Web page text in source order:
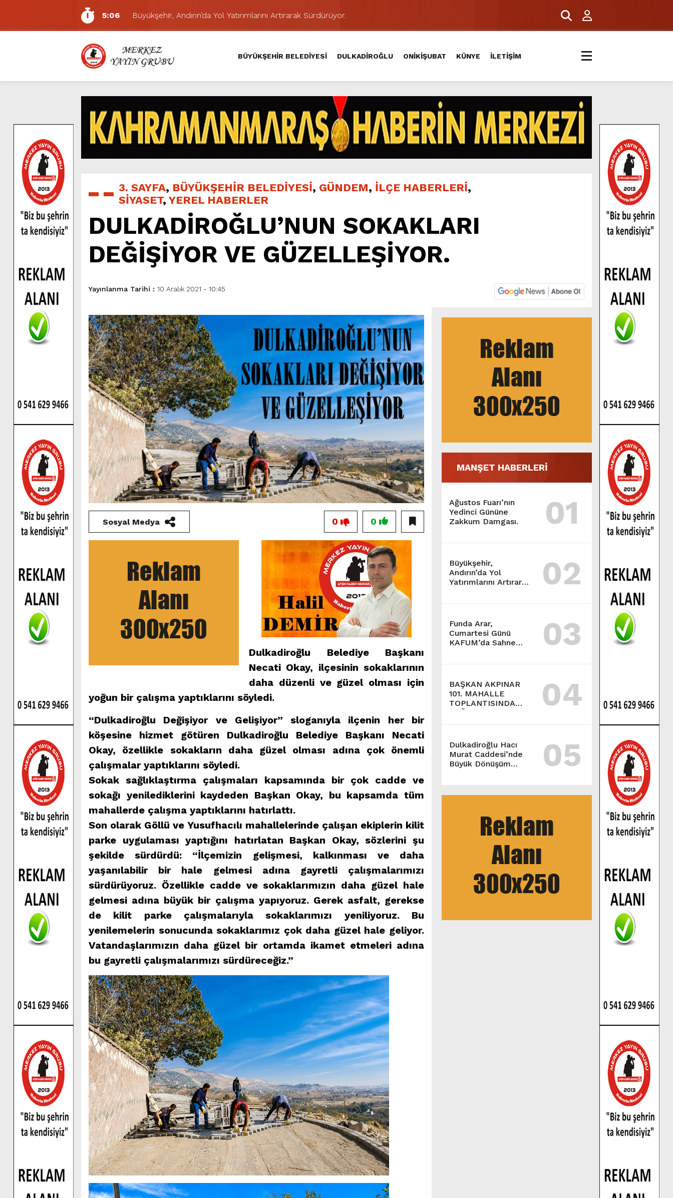
5:06
Büyükşehir, Andırın’da Yol Yatırımlarını Artırarak Sürdürüyor.
7:01
Funda Arar, Cumartesi Günü KAFUM’da Sahne Alacak.
6:19
BAŞKAN AKPINAR 101. MAHALLE TOPLANTISINDA BAĞLARBAŞI MAHALLESİ SAKİNLERİYLE BULUŞTU.
6:17
Dulkadiroğlu Hacı Murat Caddesi’nde Büyük Dönüşüm Başladı.
11:14
Pazarcık’ta Yollar Büyükşehir’le Yenileniyor.
11:10
Büyükşehir, Dulkadiroğlu Kırsalında 45 Milyonluk Yol Yatırımını Tamamladı.
5:17
Uluslararası Bisiklet Yarışması’nda İkinci Etap Nefes Kesti.
5:15
Büyükşehir, Gazneliler Caddesi’nde Son Kat Asfalt Serimini Sürdürüyor.
6:54
Büyükşehir, Dulkadiroğlu Hacı Murat Caddesi’ni Asfalta Hazırlıyor.
5:20
Ağustos Fuarı’nın Yedinci Gününe Zakkum Damgası.
BÜYÜKŞEHİR BELEDİYESİ DULKADİROĞLU ONİKİŞUBAT KÜNYE İLETİŞİM
3. SAYFA, BÜYÜKŞEHİR BELEDİYESİ, GÜNDEM, İLÇE HABERLERİ,
SİYASET, YEREL HABERLER
DULKADİROĞLU’NUN SOKAKLARI
DEĞİŞİYOR VE GÜZELLEŞİYOR.
Yayınlanma Tarihi : 10 Aralık 2021 - 10:45
MANŞET HABERLERİ
Ağustos Fuarı’nın
Yedinci Gününe
Zakkum Damgası.
01
Büyükşehir,
Andırın’da Yol
Yatırımlarını Artırarak
02
Funda Arar,
Cumartesi Günü
KAFUM’da Sahne
03
BAŞKAN AKPINAR
101. MAHALLE
TOPLANTISINDA
BAĞLARBAŞI
BULUŞTU.
04
Dulkadiroğlu Hacı
Murat Caddesi’nde
Büyük Dönüşüm
05
Sosyal Medya 0
0
Dulkadiroğlu Belediye Başkanı
Necati Okay, ilçesinin sokaklarının
daha düzenli ve güzel olması için
yoğun bir çalışma yaptıklarını söyledi.
“Dulkadiroğlu Değişiyor ve Gelişiyor” sloganıyla ilçenin her bir
köşesine hizmet götüren Dulkadiroğlu Belediye Başkanı Necati
Okay, özellikle sokakların daha güzel olması adına çok önemli
çalışmalar yaptıklarını söyledi.
Sokak sağlıklaştırma çalışmaları kapsamında bir çok cadde ve
sokağı yenilediklerini kaydeden Başkan Okay, bu kapsamda tüm
mahallerde çalışma yaptıklarını hatırlattı.
Son olarak Göllü ve Yusufhacılı mahallelerinde çalışan ekiplerin kilit
parke uygulaması yaptığını hatırlatan Başkan Okay, sözlerini şu
şekilde sürdürdü: “İlçemizin gelişmesi, kalkınması ve daha
yaşanılabilir bir hale gelmesi adına gayretli çalışmalarımızı
sürdürüyoruz. Özellikle cadde ve sokaklarımızın daha güzel hale
gelmesi adına büyük bir çalışma yapıyoruz. Gerek asfalt, gerekse
de kilit parke çalışmalarıyla sokaklarımızı yeniliyoruz. Bu
yenilemelerin sonucunda sokaklarımız çok daha güzel hale geliyor.
Vatandaşlarımızın daha güzel bir ortamda ikamet etmeleri adına
bu gayretli çalışmalarımızı sürdüreceğiz.”